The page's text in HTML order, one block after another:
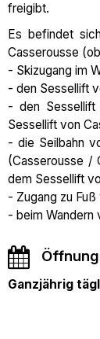
freigibt.
Es befindet
Casserousse
- Skizugang im
- den Sessellift
- den Sessellift
Sessellift von
- die Seilbahn
(Casserousse /
dem Sessellift
- Zugang zu
- beim Wandern
Ganzjährig